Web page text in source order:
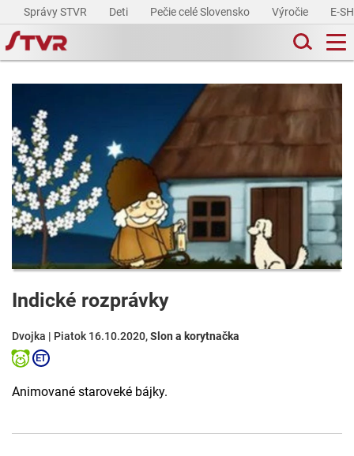
Správy STVR Deti Pečie celé Slovensko Výročie E-
Indické rozprávky
Dvojka | Piatok 16.10.2020,Slon a korytnačka
Animované staroveké bájky.